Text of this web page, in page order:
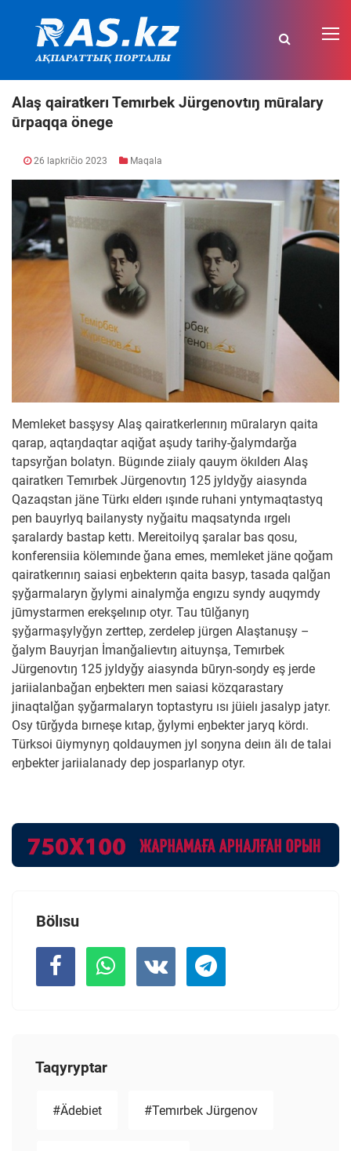
Alaş qairatkerı Temırbek Jürgenovtıŋ mūralary
ūrpaqqa önege
26 lapkričio 2023 Maqala
Memleket basşysy Alaş qairatkerlerınıŋ mūralaryn qaita
qarap, aqtaŋdaqtar aqiǧat aşudy tarihy-ǧalymdarǧa
tapsyrǧan bolatyn. Bügınde ziialy qauym ökılderı Alaş
qairatkerı Temırbek Jürgenovtıŋ 125 jyldyǧy aiasynda
Qazaqstan jäne Türkı elderı ışınde ruhani yntymaqtastyq
pen bauyrlyq bailanysty nyǧaitu maqsatynda ırgelı
şaralardy bastap kettı. Mereitoilyq şaralar bas qosu,
konferensiia kölemınde ǧana emes, memleket jäne qoǧam
qairatkerınıŋ saiasi eŋbekterın qaita basyp, tasada qalǧan
şyǧarmalaryn ǧylymi ainalymǧa engızu syndy auqymdy
jūmystarmen erekşelınıp otyr. Tau tūlǧanyŋ
şyǧarmaşylyǧyn zerttep, zerdelep jürgen Alaştanuşy –
ǧalym Bauyrjan İmanǧalievtıŋ aituynşa, Temırbek
Jürgenovtıŋ 125 jyldyǧy aiasynda būryn-soŋdy eş jerde
jariialanbaǧan eŋbekterı men saiasi közqarastary
jinaqtalǧan şyǧarmalaryn toptastyru ısı jüielı jasalyp jatyr.
Osy tūrǧyda bırneşe kıtap, ǧylymi eŋbekter jaryq kördı.
Türksoi ūiymynyŋ qoldauymen jyl soŋyna deiın älı de talai
eŋbekter jariialanady dep josparlanyp otyr.
Bölısu
Taqyryptar
#Ädebiet #Temırbek Jürgenov